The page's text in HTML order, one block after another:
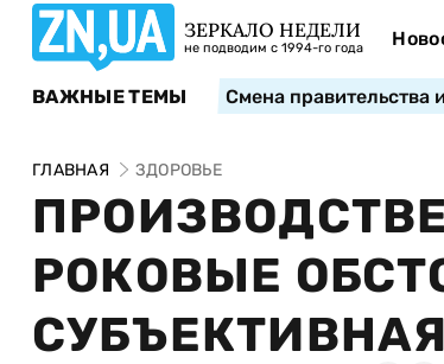
ЗЕРКАЛО НЕДЕЛИ
не подводим с 1994-го года
ВАЖНЫЕ ТЕМЫ Смена правительства
ГЛАВНАЯ ЗДОРОВЬЕ
РОКОВЫЕ